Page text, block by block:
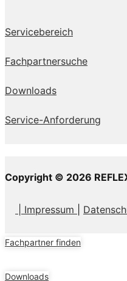
Servicebereich
Fachpartnersuche
Downloads
Service-Anforderung
Copyright © 2026
| Impressum
Fachpartner finden
Downloads